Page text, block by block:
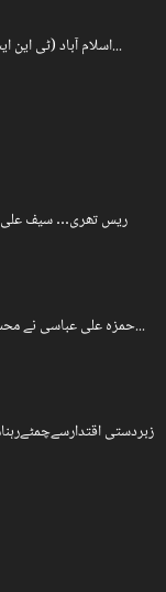
اسلام آباد (ٹی این ایس) ایس پی سواں زون خرم اشرف...
ریس تھری… سیف
حمزہ علی عباسی نے محسن عباس کے عمل کو ناقابلِ معافی...
زبردستی